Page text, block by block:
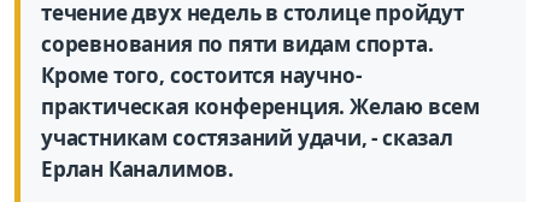
течение двух недель в столице пройдут
соревнования по пяти видам спорта.
Кроме того, состоится научно-
практическая конференция. Желаю всем
участникам состязаний удачи, - сказал
Ерлан Каналимов.